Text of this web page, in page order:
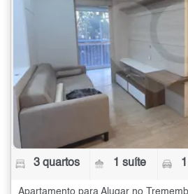
3 quartos 1 suíte
Apartamento para Alugar no